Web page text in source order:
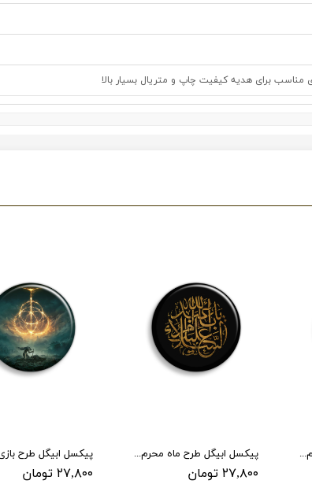
برای هدیه کیفیت چاپ و متریال بسیار بالا
۲۷,۸۰۰ تومان
پیکسل ابیگل طرح ماه محرم کد 001
۲۷,۸۰۰ تومان
پیکسل ابیگل مدل ماه محرم کد 001 بسته 50 عددی